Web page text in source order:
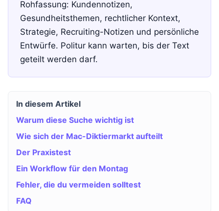
Rohfassung: Kundennotizen,
Gesundheitsthemen, rechtlicher Kontext,
Strategie, Recruiting-Notizen und persönliche
Entwürfe. Politur kann warten, bis der Text
geteilt werden darf.
In diesem Artikel
Warum diese Suche wichtig ist
Wie sich der Mac-Diktiermarkt aufteilt
Der Praxistest
Ein Workflow für den Montag
Fehler, die du vermeiden solltest
FAQ